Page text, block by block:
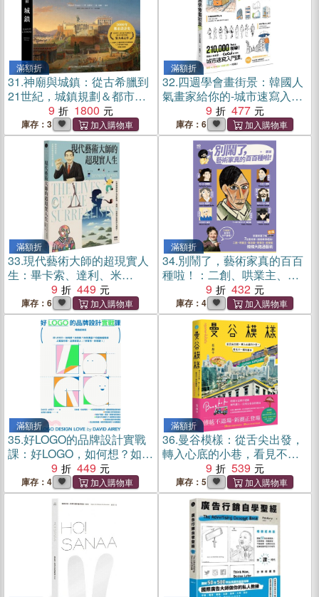
滿額折
31.神廟與城鎮：從古希臘到
21世紀，城鎮規劃＆都市設
計的形式、元素和原則
9 1800
庫存：3
滿額折
32.四週學會畫街景：韓國人
氣畫家給你的-城市速寫入門
課。建築、人物、樹木、街
道元素一次掌握
9 477
庫存：6
滿額折
33.現代藝術大師的超現實人
生：畢卡索、達利、米
羅......32位藝術巨星的非凡人
生，一位歷史見證者的藝術
真心話
9 449
庫存：6
滿額折
34.別鬧了，藝術家真的百百
種啦！：二創、哄業主、蹭
流量、表情包、直接偷，7位
藝術家個個身懷絕技，條條
大路通藝術
9 432
庫存：4
滿額折
35.好LOGO的品牌設計實戰
課：好LOGO，如何想？如何
做？如何溝通？的超級經驗
談，學會報價眉角、談判技
巧、可長可久301設計祕訣
【暢銷經典版】
9 449
庫存：4
滿額折
36.曼谷模樣：從舌尖出發，
轉入心底的小巷，看見不一
樣的曼谷9 539
庫存：5